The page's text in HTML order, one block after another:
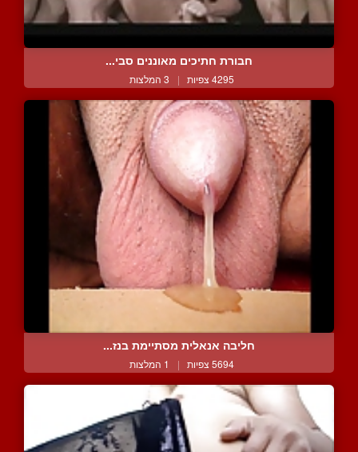
חבורת חתיכים מאוננים סבי...
4295 צפיות | 3 המלצות
חליבה אנאלית מסתיימת בנז...
5694 צפיות | 1 המלצות